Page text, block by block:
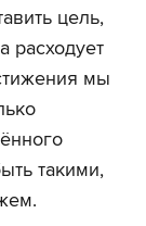
цель,
расходует
мы
такими,